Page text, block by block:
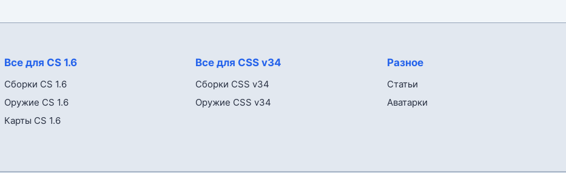
Все для CS 1.6
Сборки CS 1.6
Оружие CS 1.6
Карты CS 1.6
Все для CSS v34
Сборки CSS v34
Оружие CSS v34
Разное
Статьи
Аватарки